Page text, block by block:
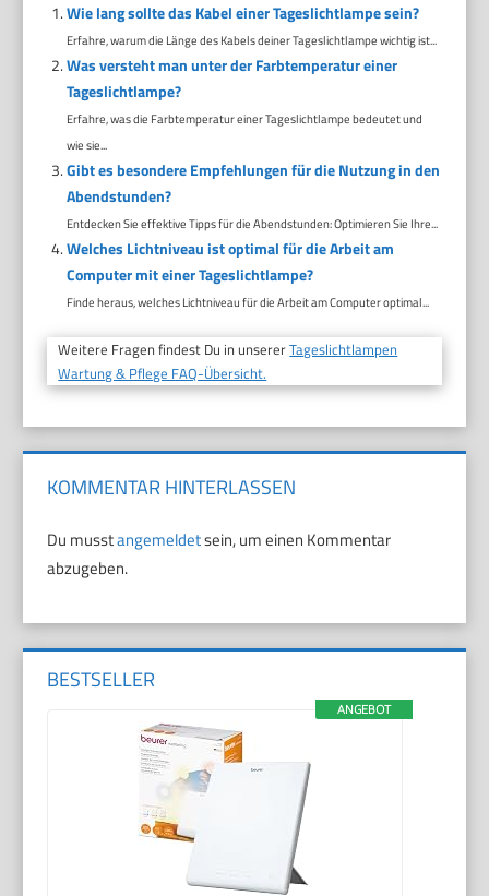
Wie lang sollte das Kabel einer Tageslichtlampe sein?
Erfahre, warum die Länge des Kabels deiner Tageslichtlampe wichtig ist...
Was versteht man unter der Farbtemperatur einer
Tageslichtlampe?
Erfahre, was die Farbtemperatur einer Tageslichtlampe bedeutet und
wie sie...
Gibt es besondere Empfehlungen für die Nutzung in den
Abendstunden?
Entdecken Sie effektive Tipps für die Abendstunden: Optimieren Sie Ihre...
Welches Lichtniveau ist optimal für die Arbeit am
Computer mit einer Tageslichtlampe?
Finde heraus, welches Lichtniveau für die Arbeit am Computer optimal...
Weitere Fragen findest Du in unsererTageslichtlampen
Wartung & Pflege FAQ-Übersicht.
KOMMENTAR HINTERLASSEN
Du musstangemeldetsein, um einen Kommentar
abzugeben.
BESTSELLER
ANGEBOT